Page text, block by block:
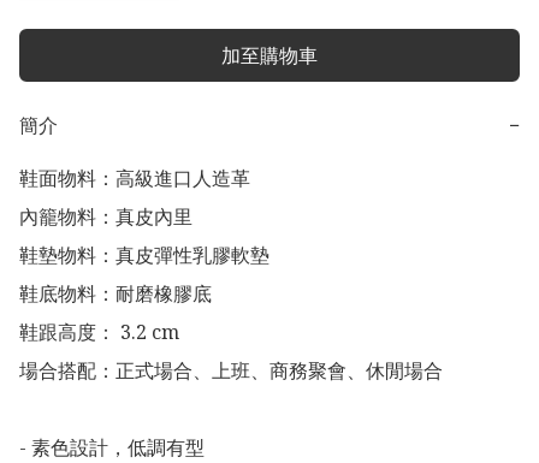
加至購物車
簡介
−
鞋面物料：高級進口人造革
內籠物料：真皮內里
鞋墊物料：真皮彈性乳膠軟墊
鞋底物料：耐磨橡膠底
鞋跟高度： 3.2 cm
場合搭配：正式場合、上班、商務聚會、休閒場合
- 素色設計，低調有型